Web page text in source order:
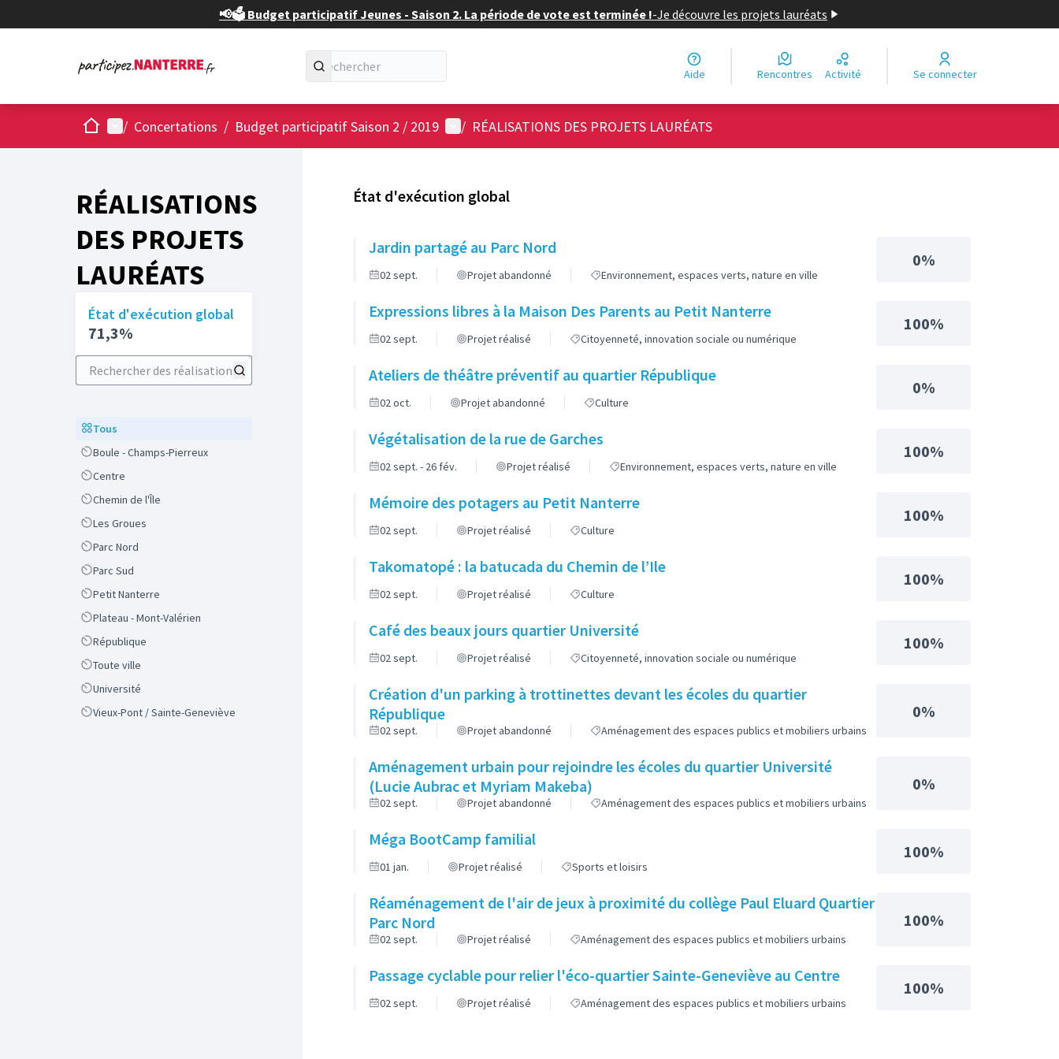
📢🗳️ Budget participatif Jeunes - Saison 2. La période de vote est terminée !-Je découvre les projets lauréats
Aide Rencontres Activité Se connecter
AccueilMenu principal
/ Concertations / Budget participatif Saison 2 / 2019 Menu utilisateur
/ RÉALISATIONS DES PROJETS LAURÉATS
RÉALISATIONS
DES PROJETS
LAURÉATS
État d'exécution global
71,3%
Rechercher des réalisations
ScopeTous
ScopeBoule - Champs-Pierreux
ScopeCentre
ScopeChemin de l'Île
ScopeLes Groues
ScopeParc Nord
ScopeParc Sud
ScopePetit Nanterre
ScopePlateau - Mont-Valérien
ScopeRépublique
ScopeToute ville
ScopeUniversité
ScopeVieux-Pont / Sainte-Geneviève
État d'exécution global
Jardin partagé au Parc Nord
02 sept. Projet abandonné Environnement, espaces verts, nature en ville
0%
Expressions libres à la Maison Des Parents au Petit Nanterre
02 sept. Projet réalisé Citoyenneté, innovation sociale ou numérique
100%
Ateliers de théâtre préventif au quartier République
02 oct. Projet abandonné Culture
0%
Végétalisation de la rue de Garches
02 sept. - 26 fév. Projet réalisé Environnement, espaces verts, nature en ville
100%
Mémoire des potagers au Petit Nanterre
02 sept. Projet réalisé Culture
100%
Takomatopé : la batucada du Chemin de l’Ile
02 sept. Projet réalisé Culture
100%
Café des beaux jours quartier Université
02 sept. Projet réalisé Citoyenneté, innovation sociale ou numérique
100%
Création d'un parking à trottinettes devant les écoles du quartier
République
02 sept. Projet abandonné Aménagement des espaces publics et mobiliers urbains
0%
Aménagement urbain pour rejoindre les écoles du quartier Université
(Lucie Aubrac et Myriam Makeba)
02 sept. Projet abandonné Aménagement des espaces publics et mobiliers urbains
0%
Méga BootCamp familial
01 jan. Projet réalisé Sports et loisirs
100%
Réaménagement de l'air de jeux à proximité du collège Paul Eluard Quartier
Parc Nord
02 sept. Projet réalisé Aménagement des espaces publics et mobiliers urbains
100%
Passage cyclable pour relier l'éco-quartier Sainte-Geneviève au Centre
02 sept. Projet réalisé Aménagement des espaces publics et mobiliers urbains
100%